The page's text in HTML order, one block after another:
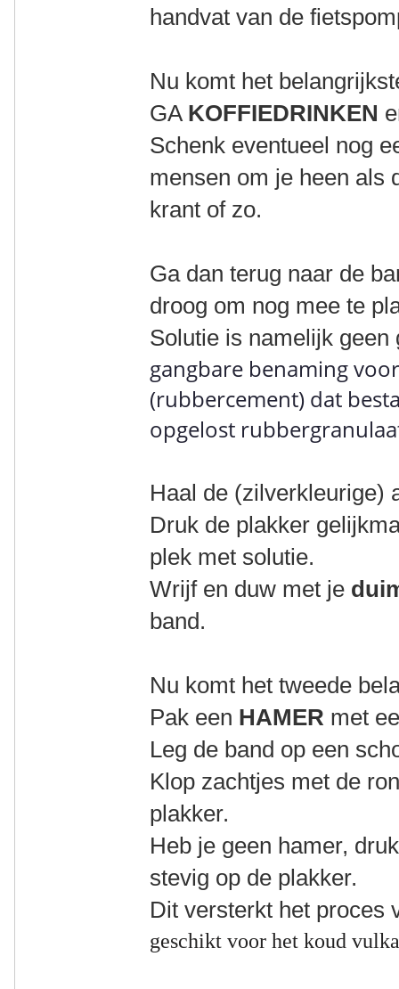
handvat van de
Nu komt het
GA KOFFIEDRINKEN
Schenk eventueel nog
mensen om je heen als
krant of zo.
Ga dan terug naar de
droog om nog mee te
Solutie is namelijk geen
gangbare benaming
(rubbercement) dat
opgelost
Haal de (zilverkleurige)
Druk de plakker
plek met solutie.
Wrijf en duw met je
band.
Nu komt het tweede
Pak een HAMER met
Leg de band op een
Klop zachtjes met de
plakker.
Heb je geen hamer,
stevig op de plakker.
Dit versterkt het proces
geschikt voor het koud